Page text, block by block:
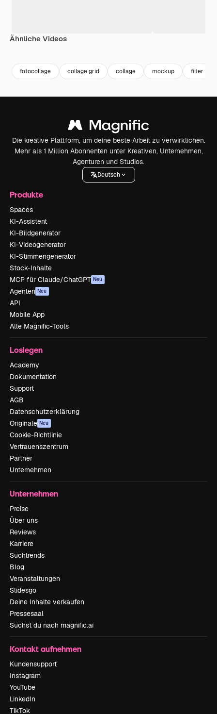
Ähnliche Videos
fotocollage collage grid collage mockup filter
Die kreative Plattform, um deine beste Arbeit zu verwirklichen.
Mehr als 1 Million Abonnenten unter Kreativen, Unternehmen,
Agenturen und Studios.
Deutsch
Produkte
Spaces
KI-Assistent
KI-Bildgenerator
KI-Videogenerator
KI-Stimmengenerator
Stock-Inhalte
MCP für Claude/ChatGPT Neu
Agenten Neu
API
Mobile App
Alle Magnific-Tools
Loslegen
Academy
Dokumentation
Support
AGB
Datenschutzerklärung
Originale Neu
Cookie-Richtlinie
Vertrauenszentrum
Partner
Unternehmen
Unternehmen
Preise
Über uns
Reviews
Karriere
Suchtrends
Blog
Veranstaltungen
Slidesgo
Deine Inhalte verkaufen
Pressesaal
Suchst du nach magnific.ai
Kontakt aufnehmen
Kundensupport
Instagram
YouTube
LinkedIn
TikTok